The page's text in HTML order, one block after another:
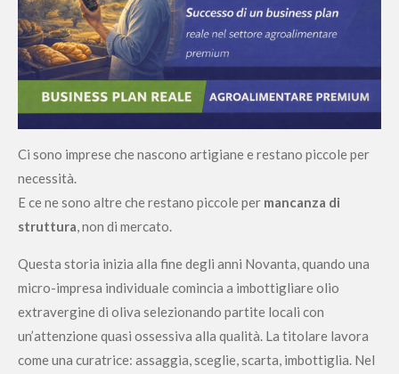
Ci sono imprese che nascono artigiane e restano piccole per
necessità.
E ce ne sono altre che restano piccole per mancanza di
struttura, non di mercato.
Questa storia inizia alla fine degli anni Novanta, quando una
micro-impresa individuale comincia a imbottigliare olio
extravergine di oliva selezionando partite locali con
un’attenzione quasi ossessiva alla qualità. La titolare lavora
come una curatrice: assaggia, sceglie, scarta, imbottiglia. Nel